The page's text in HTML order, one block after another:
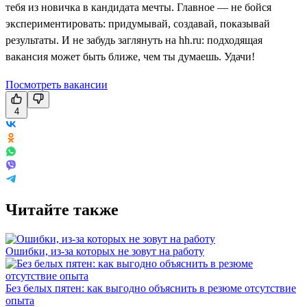
тебя из новичка в кандидата мечты. Главное — не бойся
экспериментировать: придумывай, создавай, показывай
результаты. И не забудь заглянуть на hh.ru: подходящая
вакансия может быть ближе, чем ты думаешь. Удачи!
Посмотреть вакансии
4
Читайте также
Ошибки, из-за которых не зовут на работу
Без белых пятен: как выгодно объяснить в резюме отсутствие
опыта